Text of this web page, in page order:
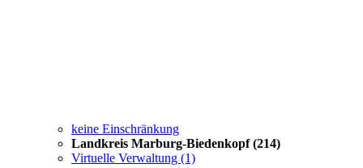
keine Einschränkung
Landkreis Marburg-Biedenkopf(214)
Virtuelle Verwaltung (1)